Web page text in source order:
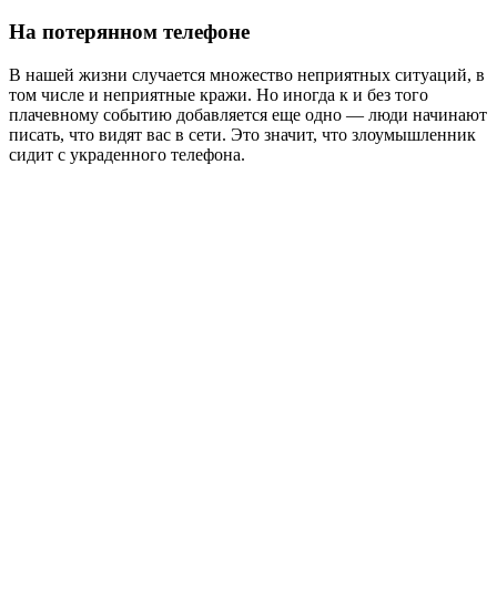
На потерянном телефоне
В нашей жизни случается множество неприятных ситуаций, в
том числе и неприятные кражи. Но иногда к и без того
плачевному событию добавляется еще одно ― люди начинают
писать, что видят вас в сети. Это значит, что злоумышленник
сидит с украденного телефона.